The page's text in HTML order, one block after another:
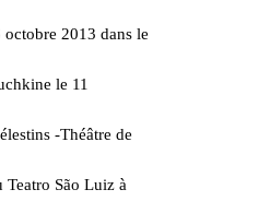
2013 dans le
le 11
-Théâtre de
São Luiz à